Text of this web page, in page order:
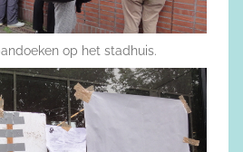
op het stadhuis.